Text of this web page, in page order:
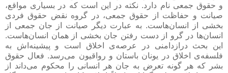
و حقوق جمعی نام دارد. نکته در این است که در بسیاری مواقع،
صیانت و حفاظت از حقوق جمعی، در گروه نقض حقوق فردی
بخشی از انسان‌هاست. به عبارت دیگر صیانت از جان جمعی از
انسان‌ها در گرو از دست رفتن جان بخشی از همان انسان‌هاست.
این بحث درازدامنی در عرصه‌ی اخلاق است و پیشینه‌اش به
فلسفه‌ی اخلاق در یونان باستان و رواقیون می‌رسد. فعال حقوق
بشر که هر گونه تعرض به جان هر انسانی را محکوم می‌داند از